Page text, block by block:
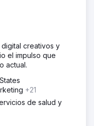
creativos y
el impulso que
actual.
+21
de salud y